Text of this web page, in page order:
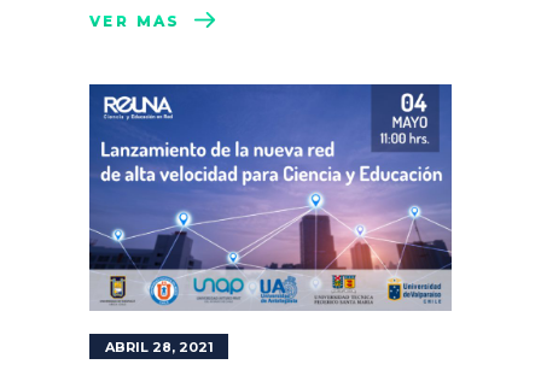
VER MÁS
ABRIL 28, 2021